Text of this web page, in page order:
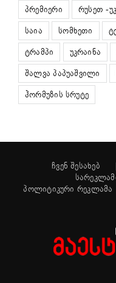
პრემიერი
რუსეთ -
საია
სომხეთი
ტრამპი
უკრაინა
შალვა პაპუაშვილი
ჰორმუზის სრუტე
ჩვენ შესახებ
პოლიტიკური რეკლამა